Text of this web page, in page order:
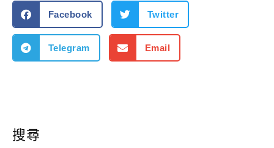
Facebook Twitter
Telegram Email
搜尋